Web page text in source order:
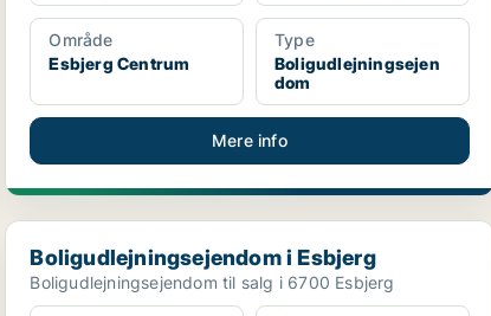
Område
Esbjerg Centrum
Type
Boligudlejningsejen
dom
Mere info
Boligudlejningsejendom i Esbjerg
Boligudlejningsejendom i Esbjerg
Boligudlejningsejendom til salg i 6700 Esbjerg